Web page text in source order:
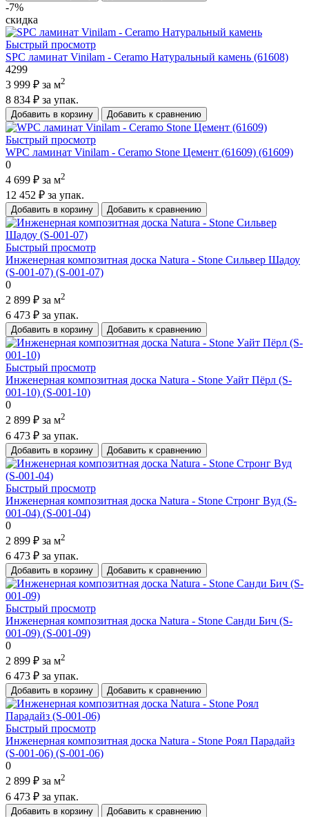
-7%
скидка
Быстрый просмотр
SPC ламинат Vinilam - Ceramo Натуральный камень (61608)
4299
3 999 ₽ за м2
8 834 ₽ за упак.
Добавить в корзину Добавить к сравнению
Быстрый просмотр
WPC ламинат Vinilam - Ceramo Stone Цемент (61609) (61609)
0
4 699 ₽ за м2
12 452 ₽ за упак.
Добавить в корзину Добавить к сравнению
Быстрый просмотр
Инженерная композитная доска Natura - Stone Сильвер Шадоу
(S-001-07) (S-001-07)
0
2 899 ₽ за м2
6 473 ₽ за упак.
Добавить в корзину Добавить к сравнению
Быстрый просмотр
Инженерная композитная доска Natura - Stone Уайт Пёрл (S-
001-10) (S-001-10)
0
2 899 ₽ за м2
6 473 ₽ за упак.
Добавить в корзину Добавить к сравнению
Быстрый просмотр
Инженерная композитная доска Natura - Stone Стронг Вуд (S-
001-04) (S-001-04)
0
2 899 ₽ за м2
6 473 ₽ за упак.
Добавить в корзину Добавить к сравнению
Быстрый просмотр
Инженерная композитная доска Natura - Stone Санди Бич (S-
001-09) (S-001-09)
0
2 899 ₽ за м2
6 473 ₽ за упак.
Добавить в корзину Добавить к сравнению
Быстрый просмотр
Инженерная композитная доска Natura - Stone Роял Парадайз
(S-001-06) (S-001-06)
0
2 899 ₽ за м2
6 473 ₽ за упак.
Добавить в корзину Добавить к сравнению